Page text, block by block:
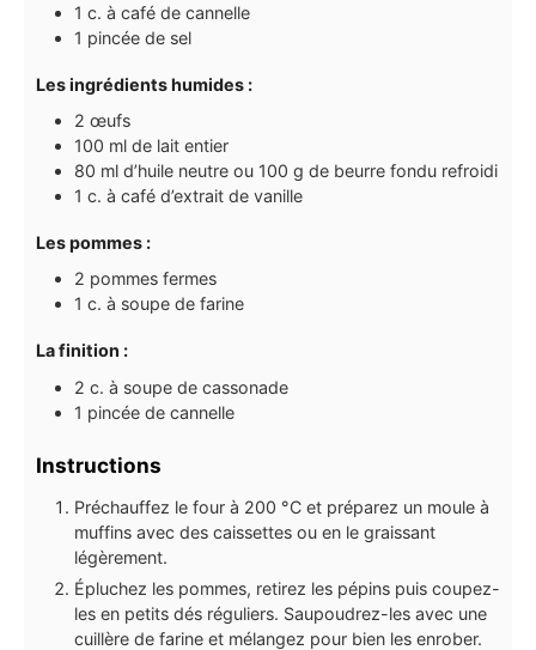
1 c. à café de cannelle
1 pincée de sel
Les ingrédients humides :
2 œufs
100 ml de lait entier
80 ml d’huile neutre ou 100 g de beurre fondu refroidi
1 c. à café d’extrait de vanille
Les pommes :
2 pommes fermes
1 c. à soupe de farine
La finition :
2 c. à soupe de cassonade
1 pincée de cannelle
Instructions
Préchauffez le four à 200 °C et préparez un moule à
muffins avec des caissettes ou en le graissant
légèrement.
Épluchez les pommes, retirez les pépins puis coupez-
les en petits dés réguliers. Saupoudrez-les avec une
cuillère de farine et mélangez pour bien les enrober.